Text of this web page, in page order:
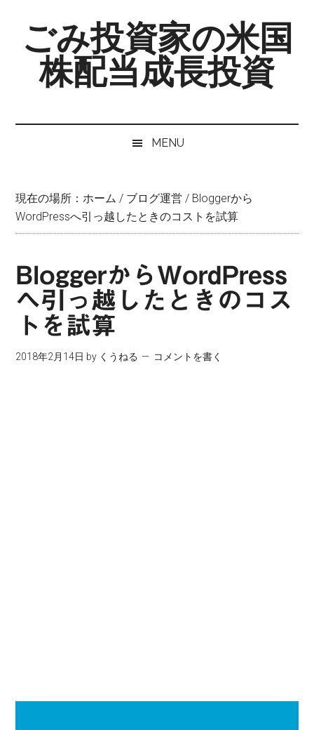
secondary
primaryごみ投資家の米国
株配当成長投資
MENU
現在の場所：ホーム / ブログ運営 / Bloggerから
WordPressへ引っ越したときのコストを試算
BloggerからWordPress
へ引っ越したときのコス
トを試算
2018年2月14日 by くうねる コメントを書く